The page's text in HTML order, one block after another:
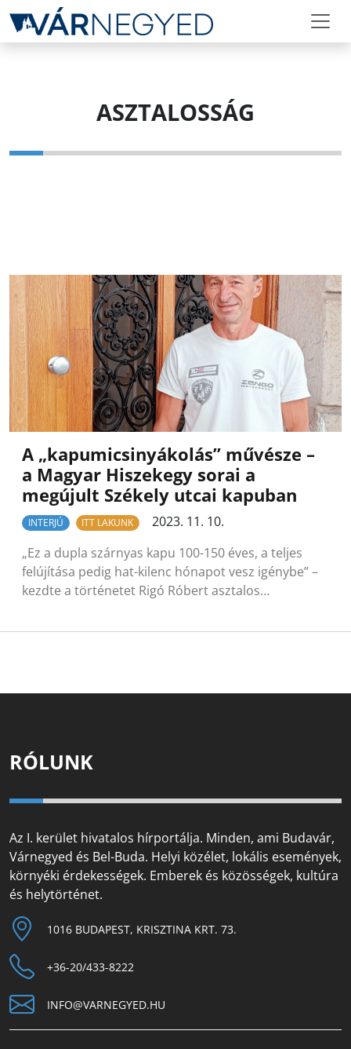
ASZTALOSSÁG
A „kapumicsinyákolás” művésze –
a Magyar Hiszekegy sorai a
megújult Székely utcai kapuban
INTERJÚ ITT LAKUNK
2023. 11. 10.
„Ez a dupla szárnyas kapu 100-150 éves, a teljes
felújítása pedig hat-kilenc hónapot vesz igénybe” –
kezdte a történetet Rigó Róbert asztalos…
RÓLUNK
Az I. kerület hivatalos hírportálja. Minden, ami Budavár,
Várnegyed és Bel-Buda. Helyi közélet, lokális események,
környéki érdekességek. Emberek és közösségek, kultúra
és helytörténet.
1016 BUDAPEST, KRISZTINA KRT. 73.
+36-20/433-8222
INFO@VARNEGYED.HU